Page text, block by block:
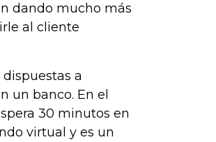
dando mucho más
al cliente
a
un banco. En el
30 minutos en
virtual y es un